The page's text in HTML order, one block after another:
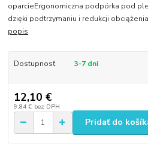
oparcieErgonomiczna podpórka pod
dzięki podtrzymaniu i redukcji
popis
Dostupnosť 3-7 dni
12,10 €
9,84 € bez DPH
Pridať do